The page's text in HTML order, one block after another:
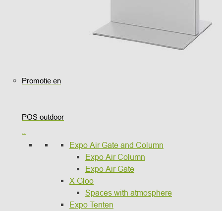
Promotie en
POS outdoor
Expo Air Gate and Column
Expo Air Column
Expo Air Gate
X Gloo
Spaces with atmosphere
Expo Tenten